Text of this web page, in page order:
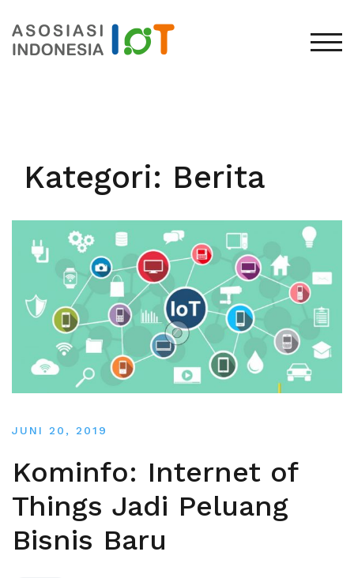
Kategori: Berita
JUNI 20, 2019
Kominfo: Internet of
Things Jadi Peluang
Bisnis Baru